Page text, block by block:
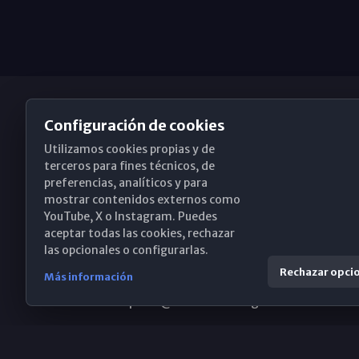
Obispado de Málaga
Santa María, 18-20. 29015 Málaga
(+34) 952 224 386
Configuración de cookies
Utilizamos cookies propias y de
terceros para fines técnicos, de
preferencias, analíticos y para
mostrar contenidos externos como
YouTube, X o Instagram. Puedes
aceptar todas las cookies, rechazar
las opcionales o configurarlas.
Más información Rechazar